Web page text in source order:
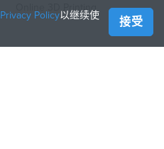
Online 3D Printing
Privacy Policy以继续使
接受